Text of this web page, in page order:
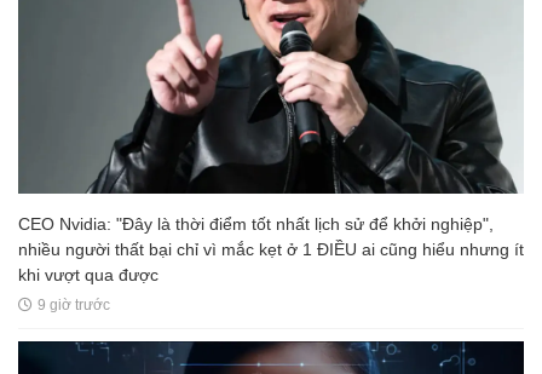
CEO Nvidia: "Đây là thời điểm tốt nhất lịch sử để khởi nghiệp",
nhiều người thất bại chỉ vì mắc kẹt ở 1 ĐIỀU ai cũng hiểu nhưng ít
khi vượt qua được
9 giờ trước